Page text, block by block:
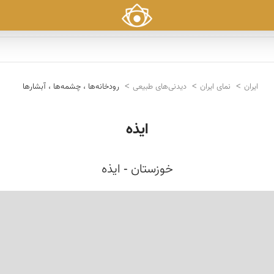
ایران نمای ایران دیدنی‌های طبیعی رودخانه‌ها ، چشمه‌ها ، آبشارها
ایذه
خوزستان - ایذه